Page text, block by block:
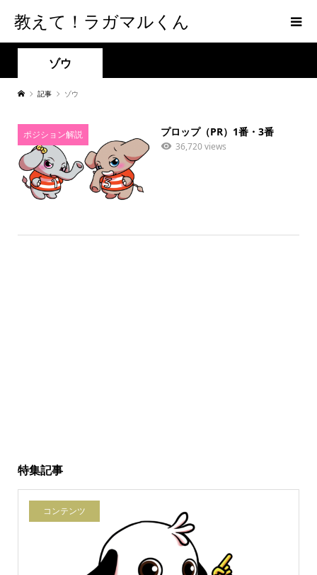
教えて！ラガマルくん
ゾウ
記事 ゾウ
ポジション解説 プロップ（PR）1番・3番
36,720 views
特集記事
コンテンツ